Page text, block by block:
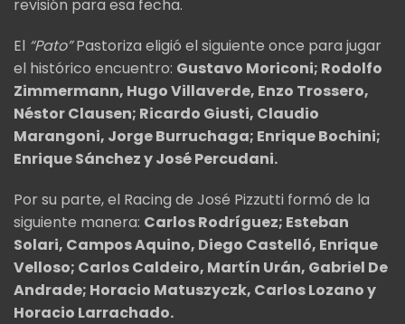
revisión para esa fecha.
El “Pato”Pastoriza eligió el siguiente once para jugar
el histórico encuentro: Gustavo Moriconi; Rodolfo
Zimmermann, Hugo Villaverde, Enzo Trossero,
Néstor Clausen; Ricardo Giusti, Claudio
Marangoni, Jorge Burruchaga; Enrique Bochini;
Enrique Sánchez y José Percudani.
Por su parte, el Racing de José Pizzutti formó de la
siguiente manera: Carlos Rodríguez; Esteban
Solari, Campos Aquino, Diego Castelló, Enrique
Velloso; Carlos Caldeiro, Martín Urán, Gabriel De
Andrade; Horacio Matuszyczk, Carlos Lozano y
Horacio Larrachado.